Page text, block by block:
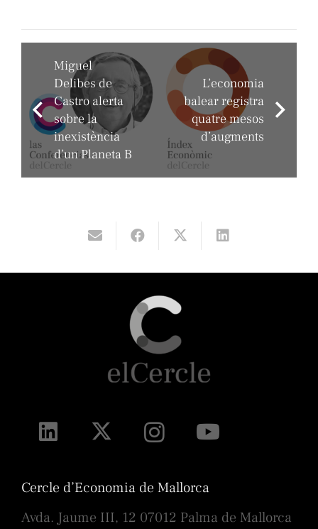
Miguel
Delibes de
Castro alerta
sobre la
inexistència
d’un Planeta B
L’economia
balear registra
quatre mesos
d’augments
Cercle d’Economia de Mallorca
Avda. Jaume III, 12 07012 Palma de Mallorca